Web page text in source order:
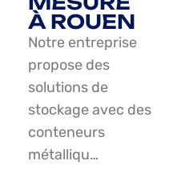
À ROUEN
Notre entreprise
propose des
solutions de
stockage avec des
conteneurs
métalliqu…